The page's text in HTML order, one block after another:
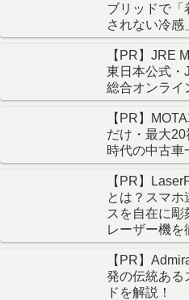
ブリッドで「
されない冷感
徹底解説！
【PR】JRE
東日本公式・
総合オンライ
【PR】
だけ・最大
時代の中古車
【PR】
とは？スマホ
スを自在に
レーザー機を
【PR】
発の伝統ある
ドを解説！